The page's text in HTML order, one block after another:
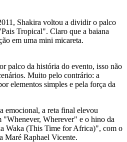
Shakira voltou a dividir o palco
Tropical". Claro que a baiana
em uma mini micareta.
palco da história do evento, isso não
Muito pelo contrário: a
elementos simples e pela força da
emocional, a reta final elevou
"Whenever, Wherever" e o hino da
Waka (This Time for Africa)", com o
Maré Raphael Vicente.